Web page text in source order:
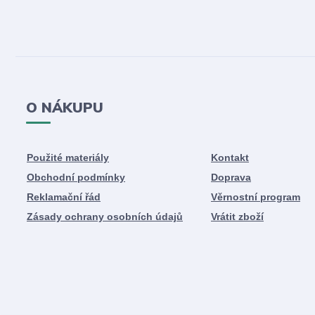
O NÁKUPU
Použité materiály
Kontakt
Obchodní podmínky
Doprava
Reklamační řád
Věrnostní program
Zásady ochrany osobních údajů
Vrátit zboží